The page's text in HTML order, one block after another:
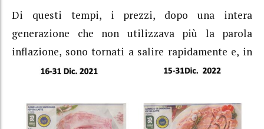
Di questi tempi, i prezzi, dopo una intera
generazione che non utilizzava più la parola
inflazione, sono tornati a salire rapidamente e, in